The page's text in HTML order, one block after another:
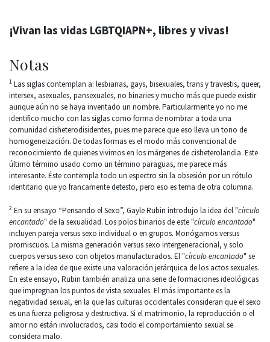
¡Vivan las vidas LGBTQIAPN+, libres y vivas!
Notas
1 Las siglas contemplan a: lesbianas, gays, bisexuales, trans y travestis, queer,
intersex, asexuales, pansexuales, no binaries y mucho más que puede existir
aunque aún no se haya inventado un nombre. Particularmente yo no me
identifico mucho con las siglas como forma de nombrar a toda una
comunidad cisheterodisidentes, pues me parece que eso lleva un tono de
homogeneización. De todas formas es el modo más convencional de
reconocimiento de quienes vivimos en los márgenes de cisheterolandia. Este
último término usado como un término paraguas, me parece más
interesante. Éste contempla todo un espectro sin la obsesión por un rótulo
identitario que yo francamente detesto, pero eso es tema de otra columna.
2 En su ensayo “Pensando el Sexo”, Gayle Rubin introdujo la idea del "círculo
encantado" de la sexualidad. Los polos binarios de este "círculo encantado"
incluyen pareja versus sexo individual o en grupos. Monógamos versus
promiscuos. La misma generación versus sexo intergeneracional, y solo
cuerpos versus sexo con objetos manufacturados. El "círculo encantado" se
refiere a la idea de que existe una valoración jerárquica de los actos sexuales.
En este ensayo, Rubin también analiza una serie de formaciones ideológicas
que impregnan los puntos de vista sexuales. El más importante es la
negatividad sexual, en la que las culturas occidentales consideran que el sexo
es una fuerza peligrosa y destructiva. Si el matrimonio, la reproducción o el
amor no están involucrados, casi todo el comportamiento sexual se
considera malo.